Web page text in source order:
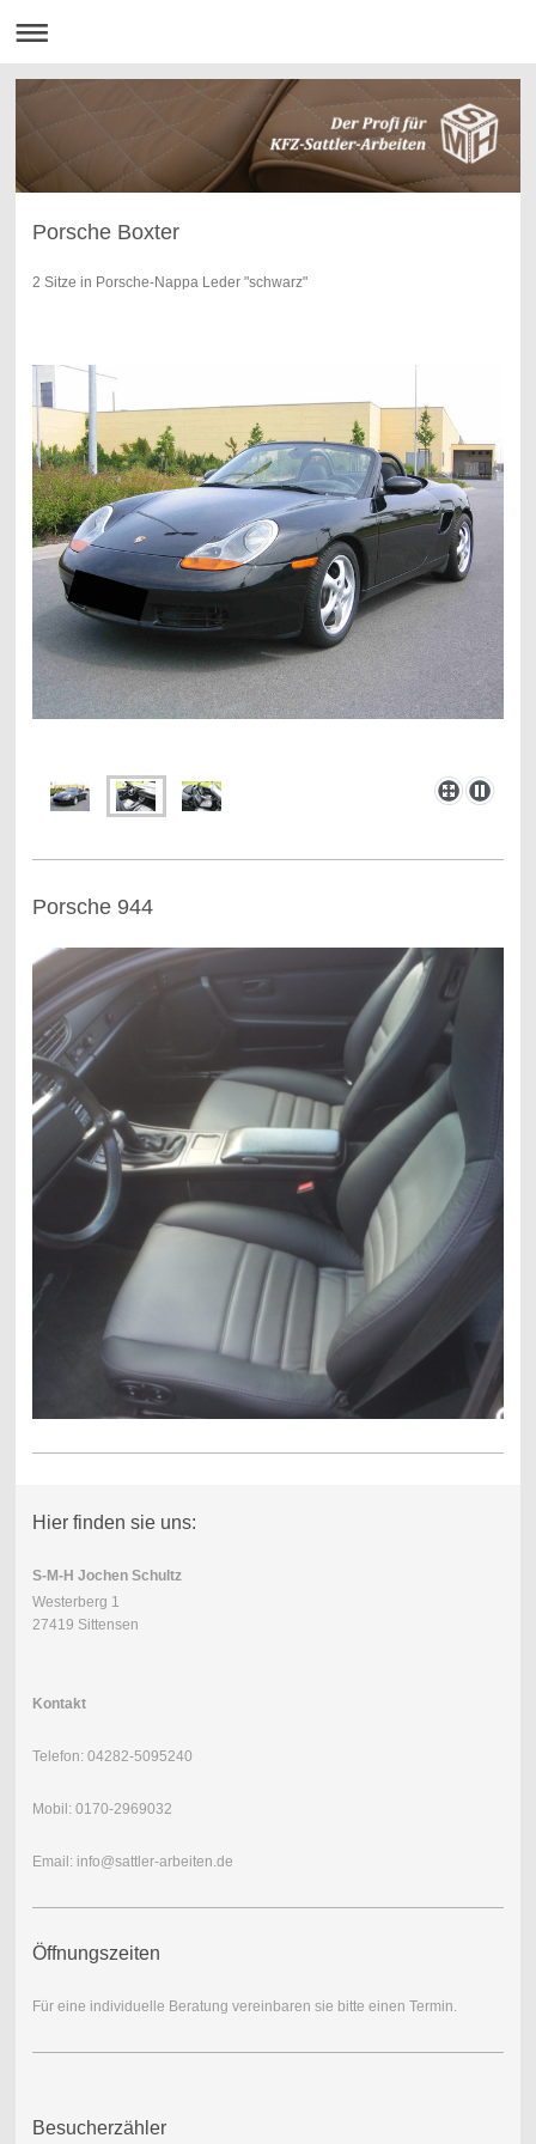
Porsche Boxter
2 Sitze in Porsche-Nappa Leder "schwarz"
Porsche 944
Hier finden sie uns:
S-M-H Jochen Schultz
Westerberg 1
27419 Sittensen
Kontakt
Telefon: 04282-5095240
Mobil: 0170-2969032
Email: info@sattler-arbeiten.de
Öffnungszeiten
Für eine individuelle Beratung vereinbaren sie bitte einen Termin.
Besucherzähler